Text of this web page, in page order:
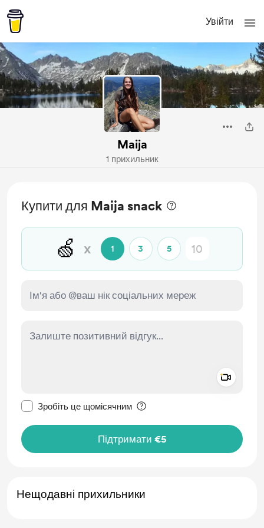
Увійти
Maija
1 прихильник
Купити для Maija snack
🍏 x 1 3 5
Зробіть це щомісячним
Підтримати €5
Нещодавні прихильники